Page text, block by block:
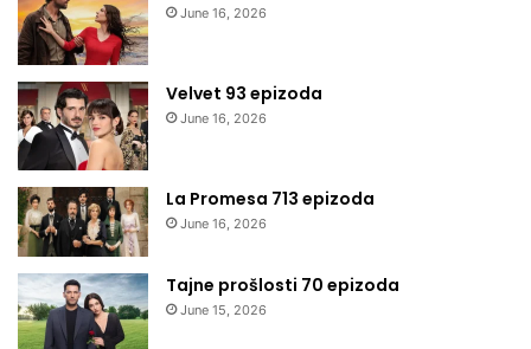
June 16, 2026
Velvet 93 epizoda
June 16, 2026
La Promesa 713 epizoda
June 16, 2026
Tajne prošlosti 70 epizoda
June 15, 2026